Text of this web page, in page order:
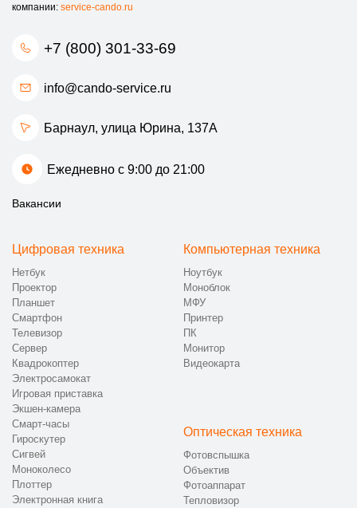
компании: service-cando.ru
+7 (800) 301-33-69
info@cando-service.ru
Барнаул, улица Юрина, 137А
Ежедневно с 9:00 до 21:00
Вакансии
Цифровая техника
Нетбук
Проектор
Планшет
Смартфон
Телевизор
Сервер
Квадрокоптер
Электросамокат
Игровая приставка
Экшен-камера
Смарт-часы
Гироскутер
Сигвей
Моноколесо
Плоттер
Электронная книга
Компьютерная техника
Ноутбук
Моноблок
МФУ
Принтер
ПК
Монитор
Видеокарта
Оптическая техника
Фотовспышка
Объектив
Фотоаппарат
Тепловизор